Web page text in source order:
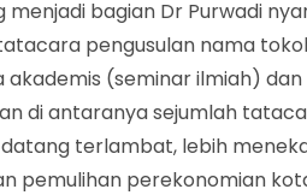
menjadi bagian Dr Purwadi
pengusulan nama
(seminar ilmiah)
di antaranya sejumlah
terlambat, lebih
pemulihan perekonomian